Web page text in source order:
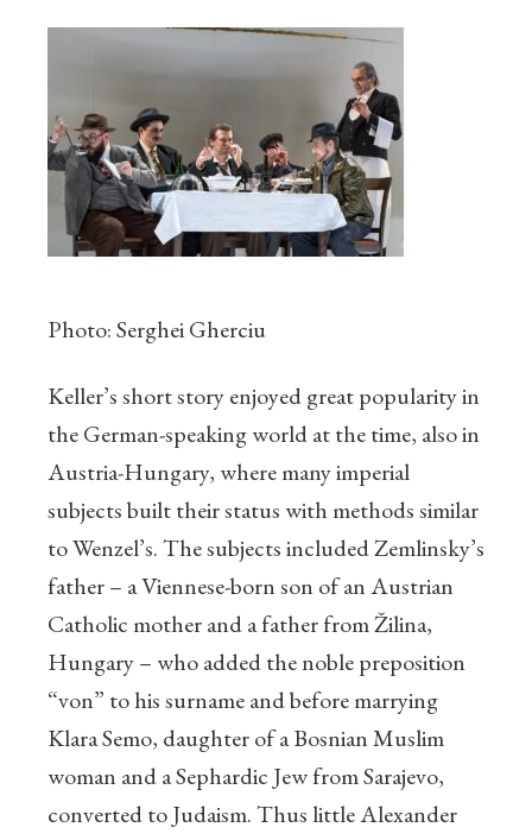
Photo: Serghei Gherciu
Keller’s short story enjoyed great popularity in
the German-speaking world at the time, also in
Austria-Hungary, where many imperial
subjects built their status with methods similar
to Wenzel’s. The subjects included Zemlinsky’s
father – a Viennese-born son of an Austrian
Catholic mother and a father from Žilina,
Hungary – who added the noble preposition
“von” to his surname and before marrying
Klara Semo, daughter of a Bosnian Muslim
woman and a Sephardic Jew from Sarajevo,
converted to Judaism. Thus little Alexander